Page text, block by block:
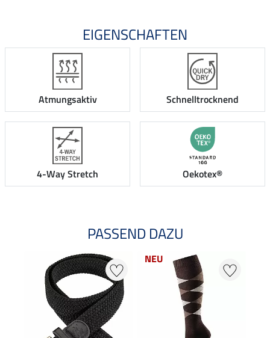
EIGENSCHAFTEN
Atmungsaktiv Schnelltrocknend
4-Way Stretch Oekotex®
PASSEND DAZU
NEU